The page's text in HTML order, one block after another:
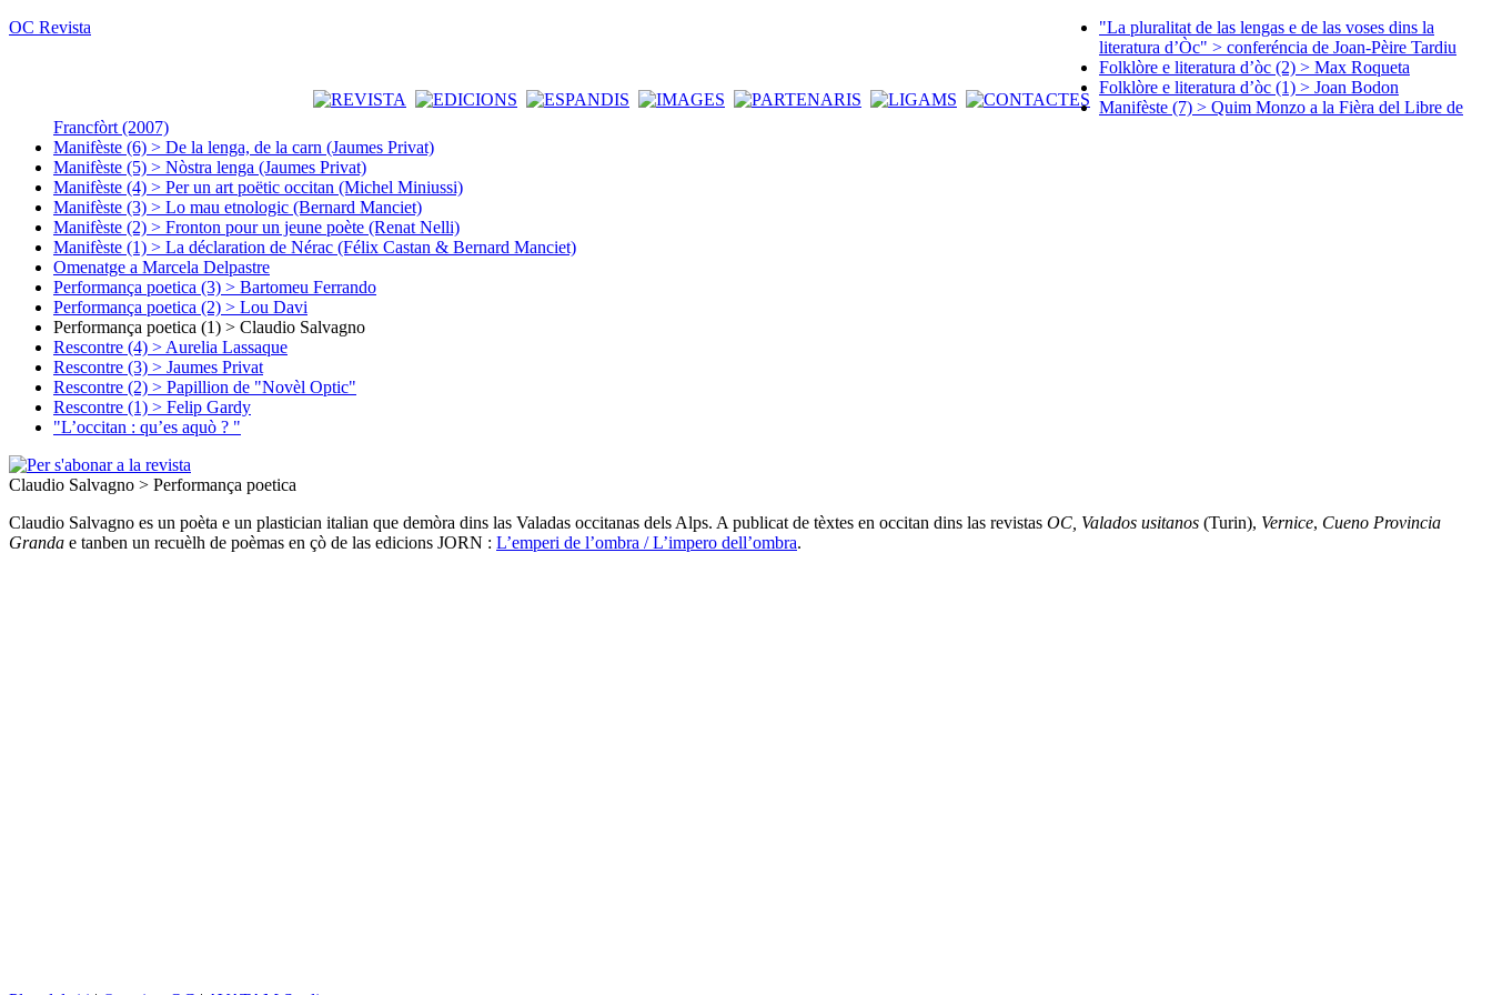
OC Revista
"La pluralitat de las lengas e de las voses dins la
literatura d’Òc" > conferéncia de Joan-Pèire Tardiu
Folklòre e literatura d’òc (2) > Max Roqueta
Folklòre e literatura d’òc (1) > Joan Bodon
Manifèste (7) > Quim Monzo a la Fièra del Libre de
Francfòrt (2007)
Manifèste (6) > De la lenga, de la carn (Jaumes Privat)
Manifèste (5) > Nòstra lenga (Jaumes Privat)
Manifèste (4) > Per un art poëtic occitan (Michel Miniussi)
Manifèste (3) > Lo mau etnologic (Bernard Manciet)
Manifèste (2) > Fronton pour un jeune poète (Renat Nelli)
Manifèste (1) > La déclaration de Nérac (Félix Castan & Bernard Manciet)
Omenatge a Marcela Delpastre
Performança poetica (3) > Bartomeu Ferrando
Performança poetica (2) > Lou Davi
Performança poetica (1) > Claudio Salvagno
Rescontre (4) > Aurelia Lassaque
Rescontre (3) > Jaumes Privat
Rescontre (2) > Papillion de "Novèl Optic"
Rescontre (1) > Felip Gardy
"L’occitan : qu’es aquò ? "
Claudio Salvagno > Performança poetica
Claudio Salvagno es un poèta e un plastician italian que demòra dins las Valadas occitanas dels Alps. A publicat de tèxtes en occitan dins las revistas OC, Valados usitanos (Turin), Vernice, Cueno Provincia
Granda e tanben un recuèlh de poèmas en çò de las edicions JORN : L’emperi de l’ombra / L’impero dell’ombra.